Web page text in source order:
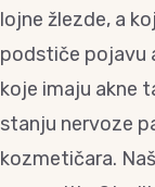
lojne žlezde, a
podstiče pojavu
koje imaju akne
stanju nervoze
kozmetičara.